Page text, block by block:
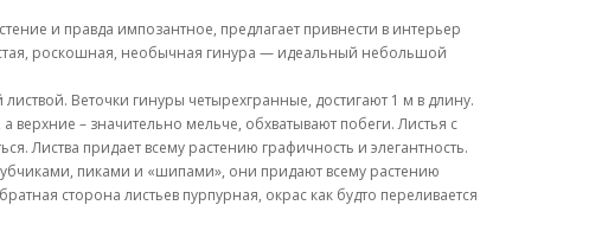
и правда импозантное, предлагает привнести в интерьер
роскошная, необычная гинура — идеальный небольшой
Веточки гинуры четырехгранные, достигают 1 м в длину.
верхние – значительно мельче, обхватывают побеги. Листья с
Листва придает всему растению графичность и элегантность.
пиками и «шипами», они придают всему растению
сторона листьев пурпурная, окрас как будто переливается